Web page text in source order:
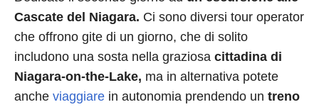
Cascate del Niagara. Ci sono diversi tour operator
che offrono gite di un giorno, che di solito
includono una sosta nella graziosa cittadina di
Niagara-on-the-Lake, ma in alternativa potete
anche viaggiare in autonomia prendendo un treno